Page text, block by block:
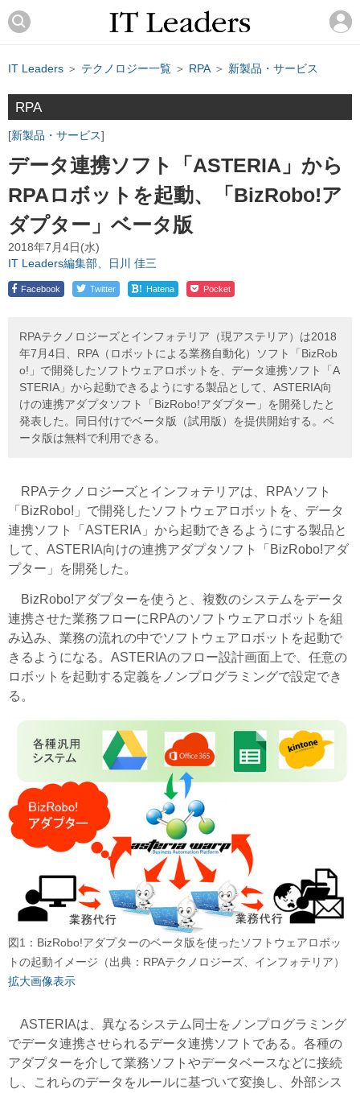
IT Leaders ＞ テクノロジー一覧 ＞ RPA ＞ 新製品・サービス
RPA
新製品・サービス
データ連携ソフト「ASTERIA」から
RPAロボットを起動、「BizRobo!ア
ダプター」ベータ版
2018年7月4日(水)
IT Leaders編集部、日川 佳三
Facebook Twitter ! Hatena Pocket
RPAテクノロジーズとインフォテリア（現アステリア）は2018
年7月4日、RPA（ロボットによる業務自動化）ソフト「BizRob
o!」で開発したソフトウェアロボットを、データ連携ソフト「A
STERIA」から起動できるようにする製品として、ASTERIA向
けの連携アダプタソフト「BizRobo!アダプター」を開発したと
発表した。同日付けでベータ版（試用版）を提供開始する。ベ
ータ版は無料で利用できる。
RPAテクノロジーズとインフォテリアは、RPAソフト
「BizRobo!」で開発したソフトウェアロボットを、データ
連携ソフト「ASTERIA」から起動できるようにする製品と
して、ASTERIA向けの連携アダプタソフト「BizRobo!アダ
プター」を開発した。
BizRobo!アダプターを使うと、複数のシステムをデータ
連携させた業務フローにRPAのソフトウェアロボットを組
み込み、業務の流れの中でソフトウェアロボットを起動で
きるようになる。ASTERIAのフロー設計画面上で、任意の
ロボットを起動する定義をノンプログラミングで設定でき
る。
図1：BizRobo!アダプターのベータ版を使ったソフトウェアロボッ
トの起動イメージ（出典：RPAテクノロジーズ、インフォテリア）
拡大画像表示
ASTERIAは、異なるシステム同士をノンプログラミング
でデータ連携させられるデータ連携ソフトである。各種の
アダプターを介して業務ソフトやデータベースなどに接続
し、これらのデータをルールに基づいて変換し、外部シス